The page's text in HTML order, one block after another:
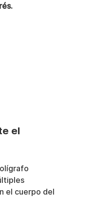
el
el cuerpo del